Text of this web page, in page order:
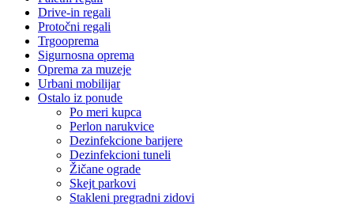
Drive-in regali
Protočni regali
Trgooprema
Sigurnosna oprema
Oprema za muzeje
Urbani mobilijar
Ostalo iz ponude
Po meri kupca
Perlon narukvice
Dezinfekcione barijere
Dezinfekcioni tuneli
Žičane ograde
Skejt parkovi
Stakleni pregradni zidovi